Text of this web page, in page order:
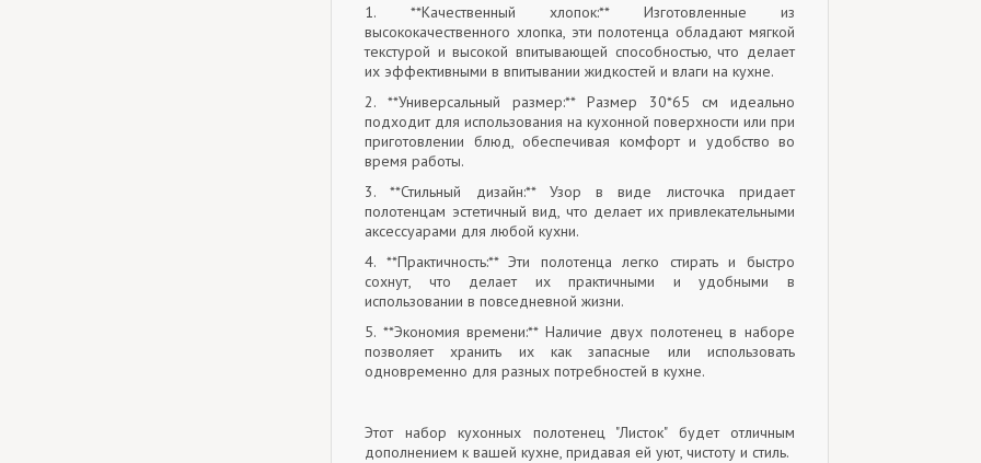
1. **Качественный хлопок:** Изготовленные из
высококачественного хлопка, эти полотенца обладают мягкой
текстурой и высокой впитывающей способностью, что делает
их эффективными в впитывании жидкостей и влаги на кухне.
2. **Универсальный размер:** Размер 30*65 см идеально
подходит для использования на кухонной поверхности или при
приготовлении блюд, обеспечивая комфорт и удобство во
время работы.
3. **Стильный дизайн:** Узор в виде листочка придает
полотенцам эстетичный вид, что делает их привлекательными
аксессуарами для любой кухни.
4. **Практичность:** Эти полотенца легко стирать и быстро
сохнут, что делает их практичными и удобными в
использовании в повседневной жизни.
5. **Экономия времени:** Наличие двух полотенец в наборе
позволяет хранить их как запасные или использовать
одновременно для разных потребностей в кухне.
Этот набор кухонных полотенец "Листок" будет отличным
дополнением к вашей кухне, придавая ей уют, чистоту и стиль.